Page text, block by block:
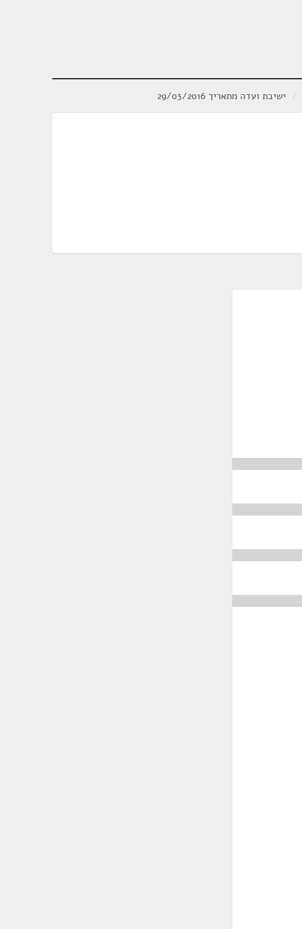
/ ישיבת ועדה מתאריך 29/03/2016